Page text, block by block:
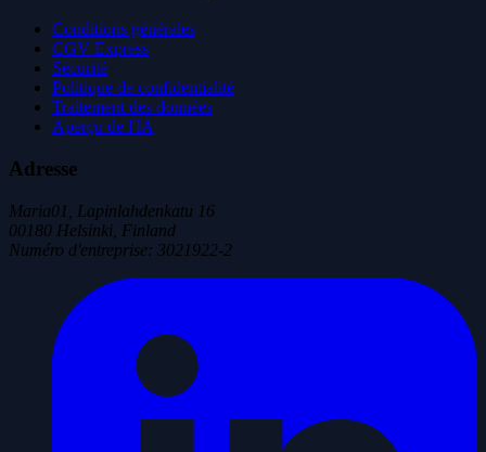
Conditions générales
CGV Express
Sécurité
Politique de confidentialité
Traitement des données
Aperçu de l'IA
Adresse
Maria01, Lapinlahdenkatu 16
00180 Helsinki, Finland
Numéro d'entreprise: 3021922-2